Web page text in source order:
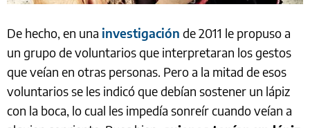
De hecho, en una investigación de 2011 le propuso a
un grupo de voluntarios que interpretaran los gestos
que veían en otras personas. Pero a la mitad de esos
voluntarios se les indicó que debían sostener un lápiz
con la boca, lo cual les impedía sonreír cuando veían a